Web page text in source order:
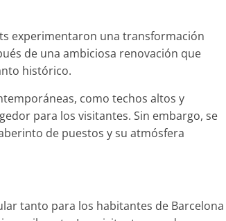
experimentaron una transformación
de una ambiciosa renovación que
histórico.
como techos altos y
para los visitantes. Sin embargo, se
de puestos y su atmósfera
tanto para los habitantes de Barcelona